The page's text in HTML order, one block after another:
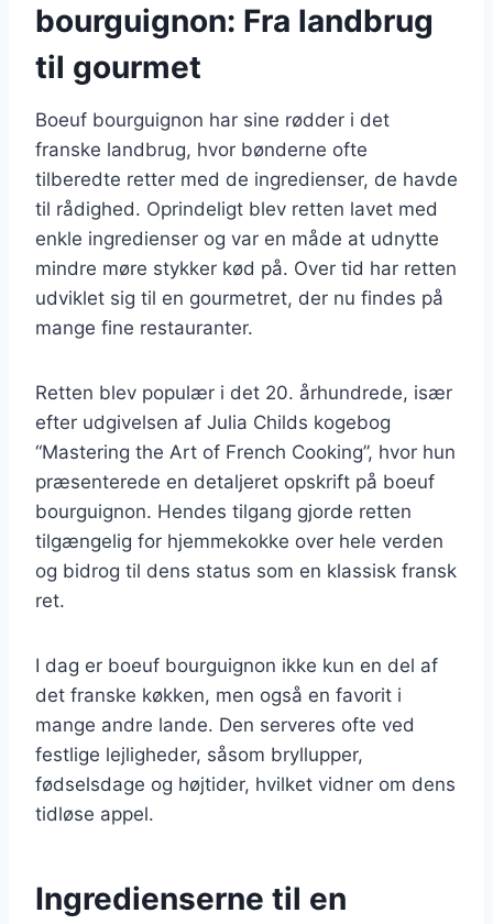
bourguignon: Fra landbrug
til gourmet
Boeuf bourguignon har sine rødder i det
franske landbrug, hvor bønderne ofte
tilberedte retter med de ingredienser, de havde
til rådighed. Oprindeligt blev retten lavet med
enkle ingredienser og var en måde at udnytte
mindre møre stykker kød på. Over tid har retten
udviklet sig til en gourmetret, der nu findes på
mange fine restauranter.
Retten blev populær i det 20. århundrede, især
efter udgivelsen af Julia Childs kogebog
“Mastering the Art of French Cooking”, hvor hun
præsenterede en detaljeret opskrift på boeuf
bourguignon. Hendes tilgang gjorde retten
tilgængelig for hjemmekokke over hele verden
og bidrog til dens status som en klassisk fransk
ret.
I dag er boeuf bourguignon ikke kun en del af
det franske køkken, men også en favorit i
mange andre lande. Den serveres ofte ved
festlige lejligheder, såsom bryllupper,
fødselsdage og højtider, hvilket vidner om dens
tidløse appel.
Ingredienserne til en